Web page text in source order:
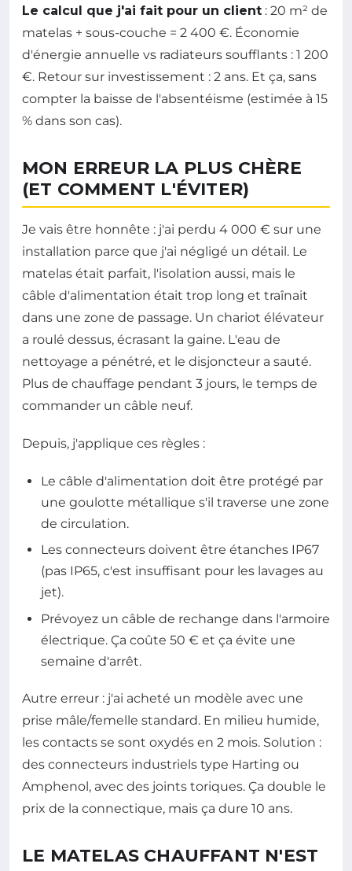
Le calcul que j'ai fait pour un client : 20 m² de
matelas + sous-couche = 2 400 €. Économie
d'énergie annuelle vs radiateurs soufflants : 1 200
€. Retour sur investissement : 2 ans. Et ça, sans
compter la baisse de l'absentéisme (estimée à 15
% dans son cas).
MON ERREUR LA PLUS CHÈRE
(ET COMMENT L'ÉVITER)
Je vais être honnête : j'ai perdu 4 000 € sur une
installation parce que j'ai négligé un détail. Le
matelas était parfait, l'isolation aussi, mais le
câble d'alimentation était trop long et traînait
dans une zone de passage. Un chariot élévateur
a roulé dessus, écrasant la gaine. L'eau de
nettoyage a pénétré, et le disjoncteur a sauté.
Plus de chauffage pendant 3 jours, le temps de
commander un câble neuf.
Depuis, j'applique ces règles :
Le câble d'alimentation doit être protégé par
une goulotte métallique s'il traverse une zone
de circulation.
Les connecteurs doivent être étanches IP67
(pas IP65, c'est insuffisant pour les lavages au
jet).
Prévoyez un câble de rechange dans l'armoire
électrique. Ça coûte 50 € et ça évite une
semaine d'arrêt.
Autre erreur : j'ai acheté un modèle avec une
prise mâle/femelle standard. En milieu humide,
les contacts se sont oxydés en 2 mois. Solution :
des connecteurs industriels type Harting ou
Amphenol, avec des joints toriques. Ça double le
prix de la connectique, mais ça dure 10 ans.
LE MATELAS CHAUFFANT N'EST